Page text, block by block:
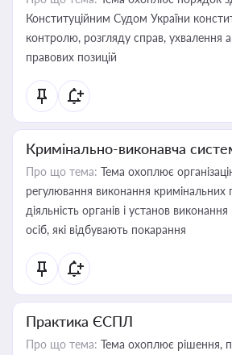
Конституційним Судом України
контролю, розгляду справ, ухвалення
правових позицій
Кримінально-виконавча
Про що тема: Тема охоплює
регулювання виконання кримінальних
діяльність органів і установ
осіб, які відбувають покарання
Практика ЄСПЛ
Про що тема: Тема охоплює рішення,